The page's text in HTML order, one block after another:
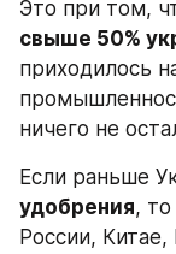
свыше 50%
приходилось
ничего не
Если раньше
удобрения, то
России,